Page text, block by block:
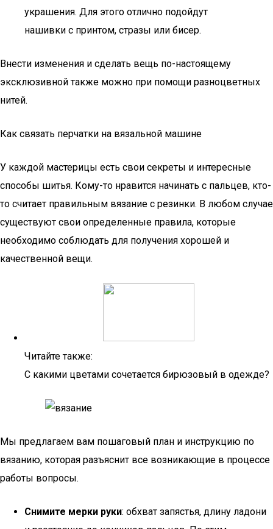
украшения. Для этого отлично подойдут
нашивки с принтом, стразы или бисер.
Внести изменения и сделать вещь по-настоящему
эксклюзивной также можно при помощи разноцветных
нитей.
Как связать перчатки на вязальной машине
У каждой мастерицы есть свои секреты и интересные
способы шитья. Кому-то нравится начинать с пальцев, кто-
то считает правильным вязание с резинки. В любом случае
существуют свои определенные правила, которые
необходимо соблюдать для получения хорошей и
качественной вещи.
Читайте также:
С какими цветами сочетается бирюзовый в одежде?
Мы предлагаем вам пошаговый план и инструкцию по
вязанию, которая разъяснит все возникающие в процессе
работы вопросы.
Снимите мерки руки: обхват запястья, длину ладони